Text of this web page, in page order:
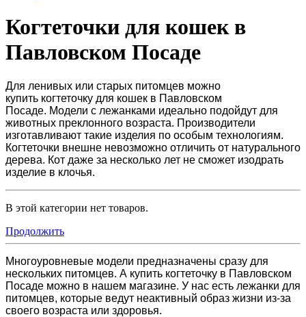
Когтеточки для кошек в
Павловском Посаде
Для ленивых или старых питомцев можно
купить когтеточку для кошек в Павловском
Посаде. Модели с лежанками идеально подойдут для
животных преклонного возраста. Производители
изготавливают такие изделия по особым технологиям.
Когтеточки внешне невозможно отличить от натурального
дерева. Кот даже за несколько лет не сможет изодрать
изделие в клочья.
В этой категории нет товаров.
Продолжить
Многоуровневые модели предназначены сразу для
нескольких питомцев. А купить когтеточку в Павловском
Посаде можно в нашем магазине. У нас есть лежанки для
питомцев, которые ведут неактивный образ жизни из-за
своего возраста или здоровья.